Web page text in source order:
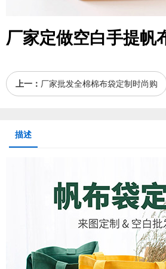
厂家定做空白手提帆
上一： 厂家批发全棉棉布袋定制时尚购
描述